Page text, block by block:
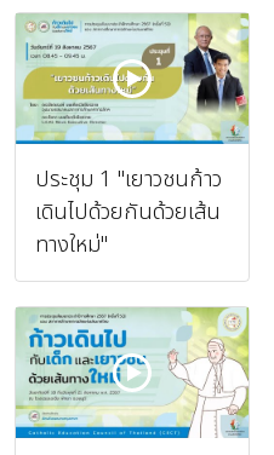
ประชุม 1 "เยาวชนก้าว
เดินไปด้วยกันด้วยเส้น
ทางใหม่"